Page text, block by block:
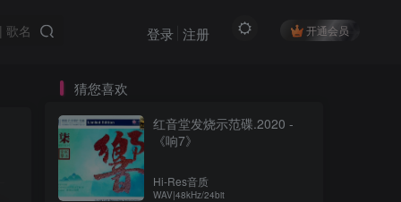
开通会员
登录 注册
猜您喜欢
红音堂发烧示范碟.2020 -
《响7》
Hi-Res音质
WAV|48kHz/24bit